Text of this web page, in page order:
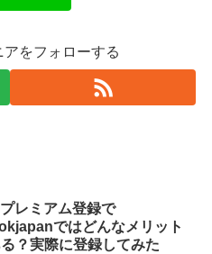
をフォローする
レミアム登録で
ではどんなメリット
？実際に登録してみた